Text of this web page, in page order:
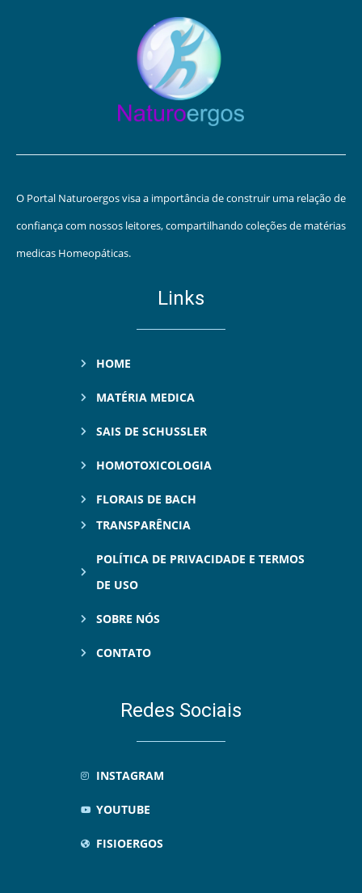
O Portal Naturoergos visa a importância de construir uma relação de
confiança com nossos leitores, compartilhando coleções de matérias
medicas Homeopáticas.
Links
HOME
MATÉRIA MEDICA
SAIS DE SCHUSSLER
HOMOTOXICOLOGIA
FLORAIS DE BACH
TRANSPARÊNCIA
POLÍTICA DE PRIVACIDADE E TERMOS
DE USO
SOBRE NÓS
CONTATO
Redes Sociais
INSTAGRAM
YOUTUBE
FISIOERGOS